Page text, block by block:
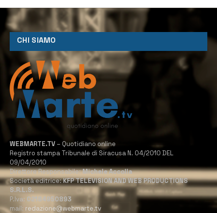
CHI SIAMO
WEBMARTE.TV – Quotidiano online
Registro stampa Tribunale di Siracusa N. 04/2010 DEL
09/04/2010
Direttore Responsabile:Michele Accolla
Società editrice:KFP TELEVISION AND WEB PRODUCTIONS
S.R.L.S.
P.Iva: 02184950893
mail: redazione@webmarte.tv